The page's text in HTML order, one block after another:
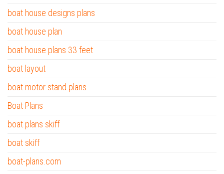
boat house designs plans
boat house plan
boat house plans 33 feet
boat layout
boat motor stand plans
Boat Plans
boat plans skiff
boat skiff
boat-plans.com